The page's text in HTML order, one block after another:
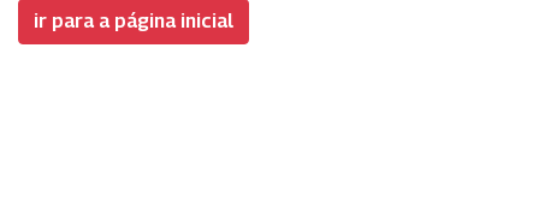
ir para a página inicial